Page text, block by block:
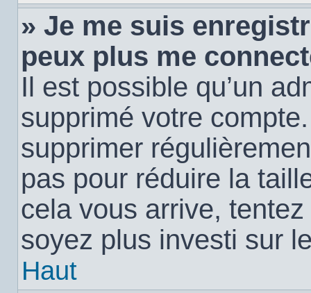
» Je me suis
peux plus me
Il est possible qu’un
supprimé votre
supprimer
pas pour réduire la
cela vous arrive,
soyez plus investi sur
Haut